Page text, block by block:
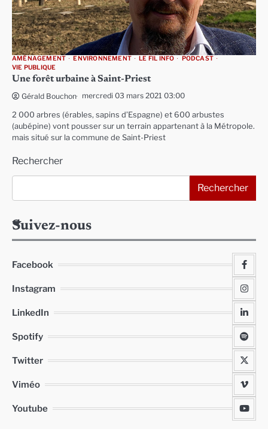
AMÉNAGEMENT ENVIRONNEMENT LE FIL INFO
PODCAST
VIE PUBLIQUE
Une forêt urbaine à Saint-Priest
Gérald Bouchon mercredi 03 mars 2021 03:00
2 000 arbres (érables, sapins d’Espagne) et 600 arbustes
(aubépine) vont pousser sur un terrain appartenant à la Métropole.
mais situé sur la commune de Saint-Priest
Rechercher
Rechercher
Suivez-nous
Facebook
Instagram
LinkedIn
Spotify
Twitter
Viméo
Youtube